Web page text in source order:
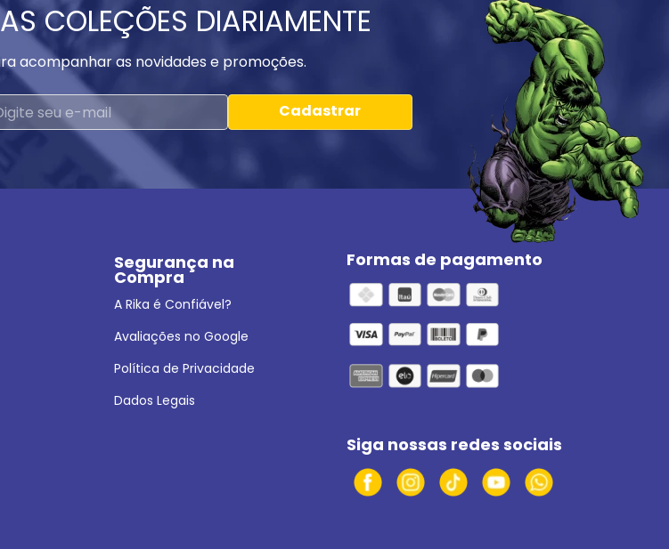
COLEÇÕES DIARIAMENTE
acompanhar as novidades e promoções.
Cadastrar
Segurança na
Compra
A Rika é Confiável?
Avaliações no Google
Política de Privacidade
Dados Legais
Formas de pagamento
Siga nossas redes sociais